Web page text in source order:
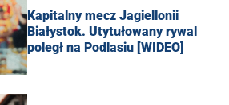
Kapitalny mecz Jagiellonii
Białystok. Utytułowany rywal
poległ na Podlasiu [WIDEO]